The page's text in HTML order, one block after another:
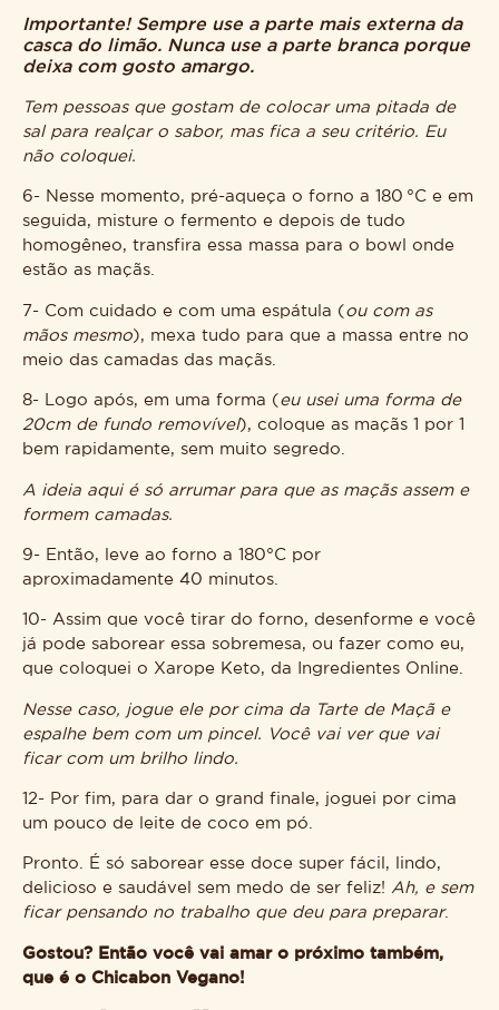
Importante! Sempre use a parte mais externa da
casca do limão. Nunca use a parte branca porque
deixa com gosto amargo.
Tem pessoas que gostam de colocar uma pitada de
sal para realçar o sabor, mas fica a seu critério. Eu
não coloquei.
6- Nesse momento, pré-aqueça o forno a 180 °C e em
seguida, misture o fermento e depois de tudo
homogêneo, transfira essa massa para o bowl onde
estão as maçãs.
7- Com cuidado e com uma espátula ( ou com as
mãos mesmo), mexa tudo para que a massa entre no
meio das camadas das maçãs.
8- Logo após, em uma forma ( eu usei uma forma de
20cm de fundo removível), coloque as maçãs 1 por 1
bem rapidamente, sem muito segredo.
A ideia aqui é só arrumar para que as maçãs assem e
formem camadas.
9- Então, leve ao forno a 180°C por
aproximadamente 40 minutos.
10- Assim que você tirar do forno, desenforme e você
já pode saborear essa sobremesa, ou fazer como eu,
que coloquei o Xarope Keto, da Ingredientes Online.
Nesse caso, jogue ele por cima da Tarte de Maçã e
espalhe bem com um pincel. Você vai ver que vai
ficar com um brilho lindo.
12- Por fim, para dar o grand finale, joguei por cima
um pouco de leite de coco em pó.
Pronto. É só saborear esse doce super fácil, lindo,
delicioso e saudável sem medo de ser feliz! Ah, e sem
ficar pensando no trabalho que deu para preparar.
Gostou? Então você vai amar o próximo também,
que é o Chicabon Vegano!